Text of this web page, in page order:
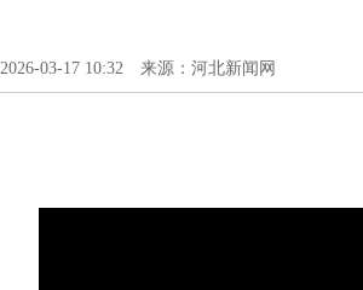
2026-03-17 10:32 来源：河北新闻网